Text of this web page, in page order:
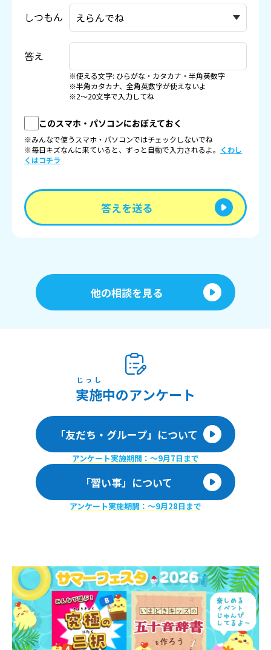
しつもん
答え
※使える文字: ひらがな・カタカナ・半角英数字
※半角カタカナ、全角英数字が使えないよ
※2〜20文字で入力してね
このスマホ・パソコンにおぼえておく
※みんなで使うスマホ・パソコンではチェックしないでね
※毎日キズなんに来ていると、ずっと自動で入力されるよ。 くわし
くはコチラ
答えを送る
他の相談を見る
実施
じっし
中のアンケート
「友だち・グループ」について
アンケート実施期間：〜9月7日まで
「習い事」について
アンケート実施期間：〜9月28日まで